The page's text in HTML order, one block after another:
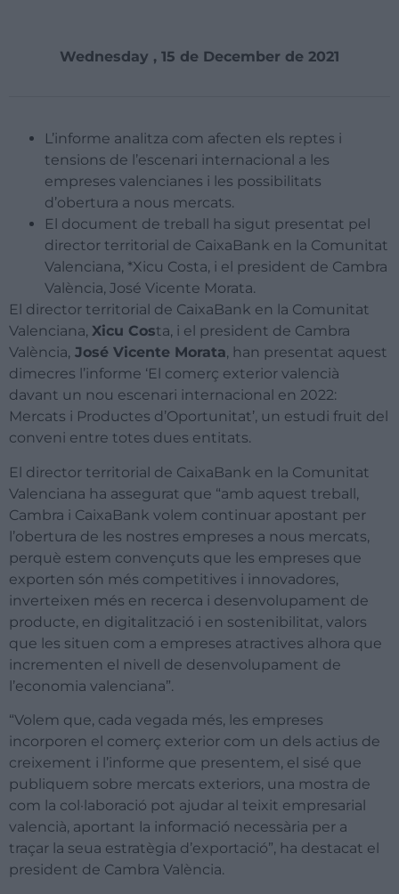
Wednesday , 15 de December de 2021
L’informe analitza com afecten els reptes i
tensions de l’escenari internacional a les
empreses valencianes i les possibilitats
d’obertura a nous mercats.
El document de treball ha sigut presentat pel
director territorial de CaixaBank en la Comunitat
Valenciana, *Xicu Costa, i el president de Cambra
València, José Vicente Morata.
El director territorial de CaixaBank en la Comunitat
Valenciana, Xicu Costa, i el president de Cambra
València, José Vicente Morata, han presentat aquest
dimecres l’informe ‘El comerç exterior valencià
davant un nou escenari internacional en 2022:
Mercats i Productes d’Oportunitat’, un estudi fruit del
conveni entre totes dues entitats.
El director territorial de CaixaBank en la Comunitat
Valenciana ha assegurat que “amb aquest treball,
Cambra i CaixaBank volem continuar apostant per
l’obertura de les nostres empreses a nous mercats,
perquè estem convençuts que les empreses que
exporten són més competitives i innovadores,
inverteixen més en recerca i desenvolupament de
producte, en digitalització i en sostenibilitat, valors
que les situen com a empreses atractives alhora que
incrementen el nivell de desenvolupament de
l’economia valenciana”.
“Volem que, cada vegada més, les empreses
incorporen el comerç exterior com un dels actius de
creixement i l’informe que presentem, el sisé que
publiquem sobre mercats exteriors, una mostra de
com la col·laboració pot ajudar al teixit empresarial
valencià, aportant la informació necessària per a
traçar la seua estratègia d’exportació”, ha destacat el
president de Cambra València.